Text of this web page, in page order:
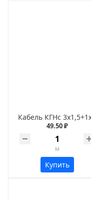
Кабель КГНс
49.50 ₽
м
Купить